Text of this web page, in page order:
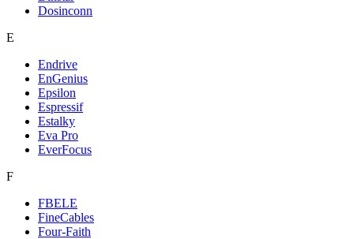
Dosinconn
E
Endrive
EnGenius
Epsilon
Espressif
Estalky
Eva Pro
EverFocus
F
FBELE
FineCables
Four-Faith